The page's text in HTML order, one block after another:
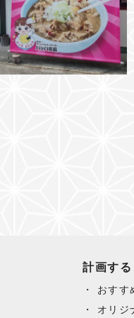
計画する
おすす
オリジ